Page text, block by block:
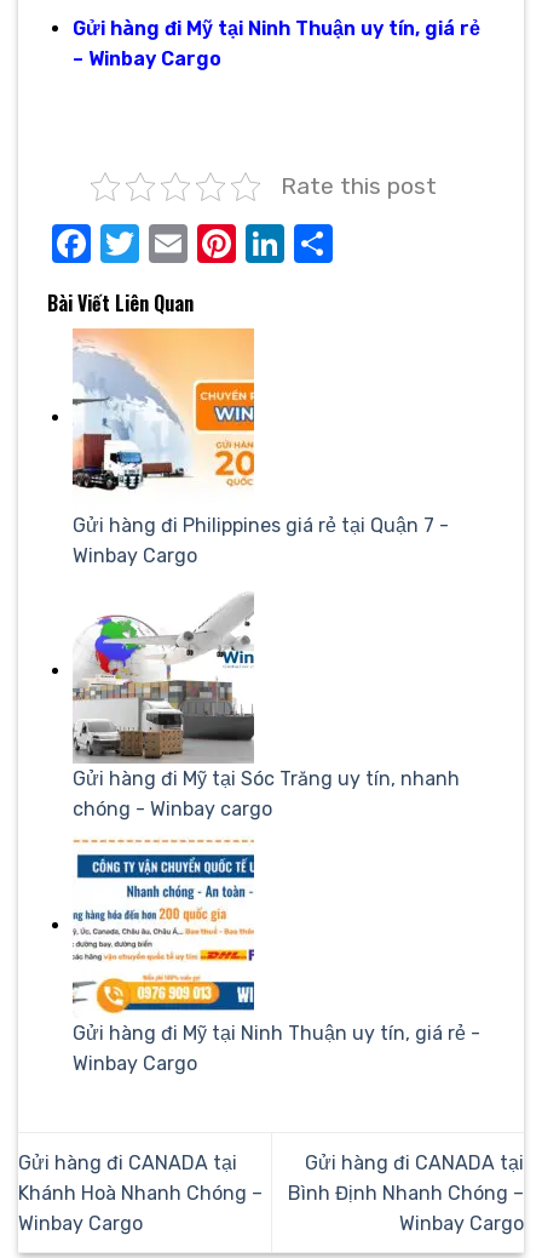
Gửi hàng đi Mỹ tại Ninh Thuận uy tín, giá rẻ
– Winbay Cargo
Rate this post
Facebook
Twitter
EmailPinterest
LinkedIn
Bài Viết Liên Quan
Gửi hàng đi Philippines giá rẻ tại Quận 7 -
Winbay Cargo
Gửi hàng đi Mỹ tại Sóc Trăng uy tín, nhanh
chóng - Winbay cargo
Gửi hàng đi Mỹ tại Ninh Thuận uy tín, giá rẻ -
Winbay Cargo
Gửi hàng đi CANADA tại
Khánh Hoà Nhanh Chóng –
Winbay Cargo
Gửi hàng đi CANADA tại
Bình Định Nhanh Chóng –
Winbay Cargo